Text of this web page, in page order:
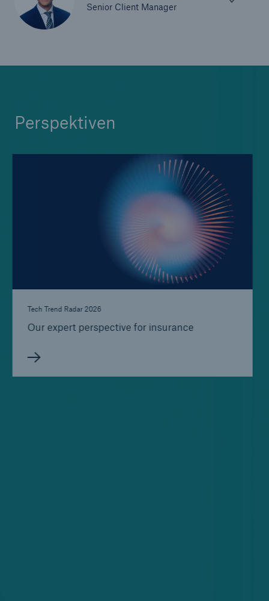
Senior Client Manager
Perspektiven
Tech Trend Radar 2026
Our expert perspective for insurance